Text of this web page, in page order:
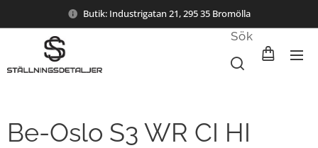
Butik: Industrigatan 21, 295 35 Bromölla
Sök
Be-Oslo S3 WR CI HI